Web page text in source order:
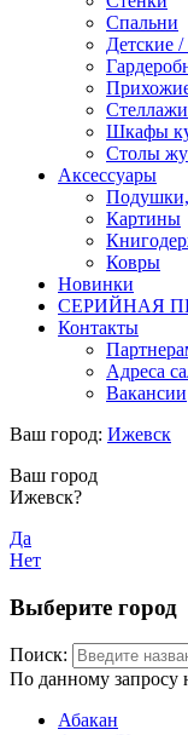
Спальни
Детские
Шкафы
Столы
Аксессуары
Картины
Ковры
Новинки
СЕРИЙНАЯ
Контакты
Адреса
Вакансии
Ваш город: Ижевск
Ваш город
Ижевск?
Да
Нет
Выберите город
Поиск:
По данному запросу
Абакан